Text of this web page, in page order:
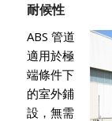
耐候性
ABS 管道
適用於極
端條件下
的室外鋪
設，無需